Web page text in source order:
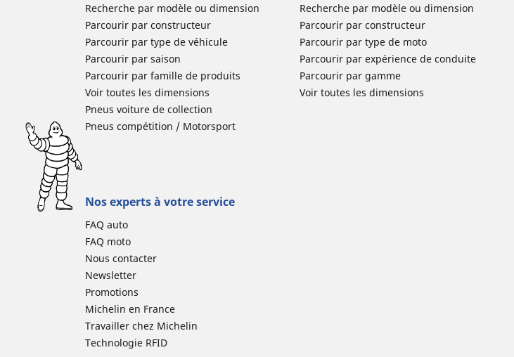
Recherche par modèle ou dimension
Parcourir par constructeur
Parcourir par type de véhicule
Parcourir par saison
Parcourir par famille de produits
Voir toutes les dimensions
Pneus voiture de collection
Pneus compétition / Motorsport
Recherche par modèle ou dimension
Parcourir par constructeur
Parcourir par type de moto
Parcourir par expérience de conduite
Parcourir par gamme
Voir toutes les dimensions
Nos experts à votre service
FAQ auto
FAQ moto
Nous contacter
Newsletter
Promotions
Michelin en France
Travailler chez Michelin
Technologie RFID